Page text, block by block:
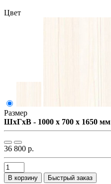
Цвет
Размер
ШxГxВ - 1000 x 700 x 1650 мм
36 800 р.
В корзину Быстрый заказ